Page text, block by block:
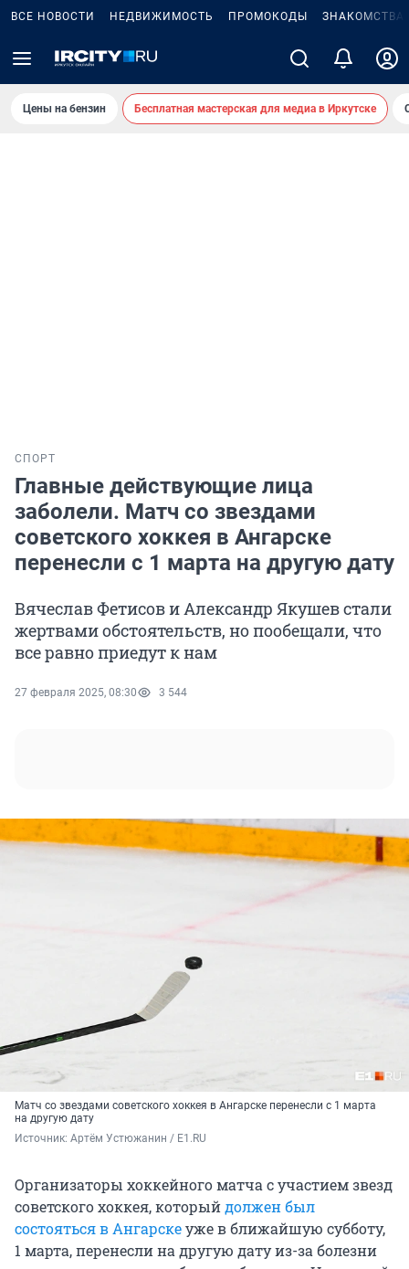
ВСЕ НОВОСТИ НЕДВИЖИМОСТЬ ПРОМОКОДЫ ЗНАКОМСТВА
Цены на бензин Бесплатная мастерская для медиа в Иркутске
СПОРТ
Главные действующие лица
заболели. Матч со звездами
советского хоккея в Ангарске
перенесли с 1 марта на другую дату
Вячеслав Фетисов и Александр Якушев стали
жертвами обстоятельств, но пообещали, что
все равно приедут к нам
27 февраля 2025, 08:30 3 544
Матч со звездами советского хоккея в Ангарске перенесли с 1 марта
на другую дату
Источник: Артём Устюжанин / E1.RU
Организаторы хоккейного матча с участием звезд
советского хоккея, которыйдолжен был
состояться в Ангарскеуже в ближайшую субботу,
1 марта, перенесли на другую дату из-за болезни